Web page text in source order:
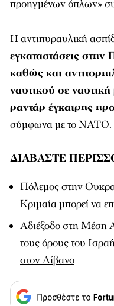
προηγμένων όπλων»
Η αντιπυραυλική
εγκαταστάσεις
καθώς και
ναυτικού σε
ραντάρ έγκαιρης
σύμφωνα με το ΝΑΤΟ.
ΔΙΑΒΑΣΤΕ
Πόλεμος στην
Κριμαία μπορεί να
Αδιέξοδο στη Μέση
τους όρους του
στον Λίβανο